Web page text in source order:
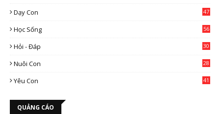
Dạy Con
47
Học Sống 56
Hỏi - Đáp 30
Nuôi Con
28
Yêu Con
41
QUẢNG CÁO